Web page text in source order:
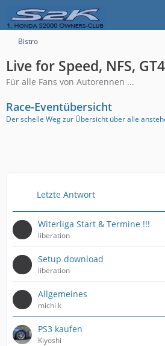
Bistro
Live for Speed, NFS, GT4
Für alle Fans von Autorennen ...
Race-Eventübersicht
Der schelle Weg zur Übersicht über alle
Letzte Antwort
Witerliga Start & Termine !!!
liberation
Setup download
liberation
Allgemeines
michi k
PS3 kaufen
Kiyoshi